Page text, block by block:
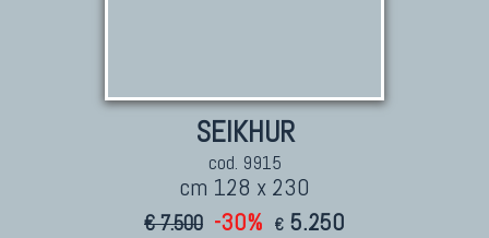
SEIKHUR
cod. 9915
cm 128 x 230
€ 7.500 -30% € 5.250